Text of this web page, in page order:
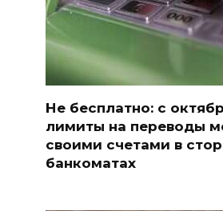
Не бесплатно: с
лимиты на переводы
своими счетами в
банкоматах